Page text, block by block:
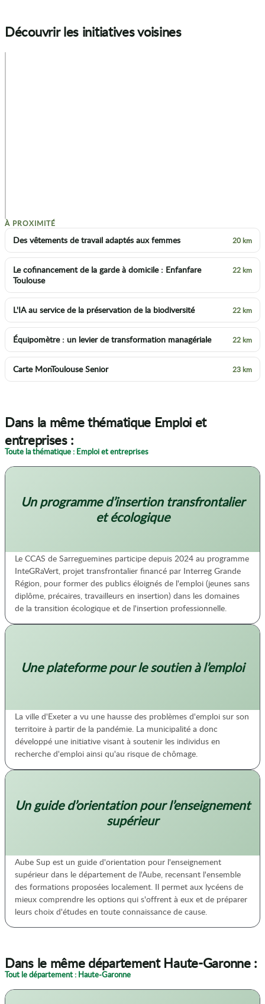
Découvrir les initiatives voisines
À PROXIMITÉ
Des vêtements de travail adaptés aux femmes 20 km
Le cofinancement de la garde à domicile : Enfanfare
Toulouse
22 km
L'IA au service de la préservation de la biodiversité 22 km
Équipomètre : un levier de transformation managériale 22 km
Carte MonToulouse Senior 23 km
Dans la même thématique Emploi et
entreprises :
Toute la thématique : Emploi et entreprises
Un programme d’insertion transfrontalier
et écologique
Le CCAS de Sarreguemines participe depuis 2024 au programme
InteGRaVert, projet transfrontalier financé par Interreg Grande
Région, pour former des publics éloignés de l'emploi (jeunes sans
diplôme, précaires, travailleurs en insertion) dans les domaines
de la transition écologique et de l'insertion professionnelle.
Une plateforme pour le soutien à l’emploi
La ville d'Exeter a vu une hausse des problèmes d'emploi sur son
territoire à partir de la pandémie. La municipalité a donc
développé une initiative visant à soutenir les individus en
recherche d'emploi ainsi qu'au risque de chômage.
Un guide d’orientation pour l’enseignement
supérieur
Aube Sup est un guide d'orientation pour l'enseignement
supérieur dans le département de l'Aube, recensant l'ensemble
des formations proposées localement. Il permet aux lycéens de
mieux comprendre les options qui s'offrent à eux et de préparer
leurs choix d'études en toute connaissance de cause.
Dans le même département Haute-Garonne :
Tout le département : Haute-Garonne